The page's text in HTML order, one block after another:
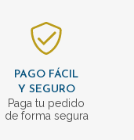
PAGO FÁCIL
Y SEGURO
Paga tu pedido
de forma segura